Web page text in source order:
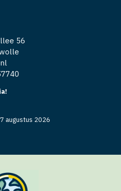
56
augustus 2026